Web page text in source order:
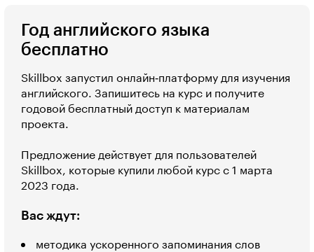
Год английского языка
бесплатно
Skillbox запустил онлайн‑платформу для изучения
английского. Запишитесь на курс и получите
годовой бесплатный доступ к материалам
проекта.
Предложение действует для пользователей
Skillbox, которые купили любой курс с 1 марта
2023 года.
Вас ждут:
методика ускоренного запоминания слов